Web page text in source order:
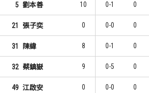
5 劉本善 10 0-1 0
21 張子奕 0 0-0 0
31 陳緯 8 0-1 0
32 蔡鎮嶽 9 0-5 0
49 江啟安 0 0-0 0